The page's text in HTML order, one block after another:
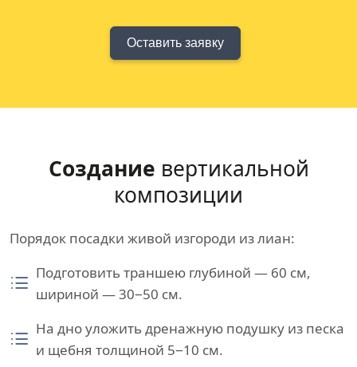
Оставить заявку
Создание вертикальной
композиции
Порядок посадки живой изгороди из лиан:
Подготовить траншею глубиной — 60 см,
шириной — 30−50 см.
На дно уложить дренажную подушку из песка
и щебня толщиной 5−10 см.